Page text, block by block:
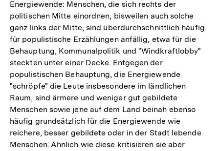
der
Fußnote
Energiewende: Menschen, die sich rechts der
politischen Mitte einordnen, bisweilen auch solche
ganz links der Mitte, sind überdurchschnittlich häufig
für populistische Erzählungen anfällig, etwa für die
Behauptung, Kommunalpolitik und "Windkraftlobby"
steckten unter einer Decke. Entgegen der
populistischen Behauptung, die Energiewende
"schröpfe" die Leute insbesondere im ländlichen
Raum, sind ärmere und weniger gut gebildete
Menschen sowie jene auf dem Land beinah ebenso
häufig grundsätzlich für die Energiewende wie
reichere, besser gebildete oder in der Stadt lebende
Menschen. Ähnlich wie diese kritisieren sie aber